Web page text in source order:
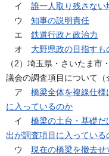
イ 誰一人取り残さない
ウ 知事の説明責任
エ 鉄道行政と政治力
オ 大野県政の目指すも
（2）埼玉県・さいたま市
議会の調査項目について（
ア 橋梁全体を複線仕様
に入っているのか
イ 橋梁の土台・基礎
出が調査項目に入っている
ウ 現在の橋梁を撤去せ